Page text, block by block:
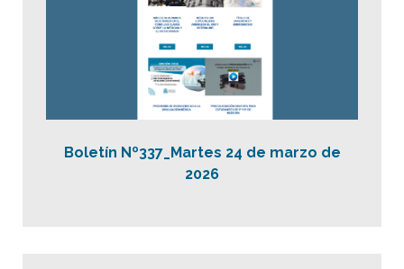
Boletín Nº337_Martes 24 de marzo de
2026